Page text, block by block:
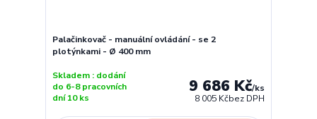
Palačinkovač - manuální ovládání - se 2
plotýnkami - Ø 400 mm
9 686 Kč/ks
8 005 Kčbez DPH
Skladem : dodání
do 6-8 pracovních
dní 10 ks